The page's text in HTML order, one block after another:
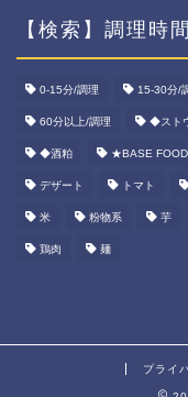
【検索】調理時
0-15分/調理 15-30分/
60分以上/調理 ◆スト
◆酒粕 ★BASE FOOD
デザート トマト
米 粉物系 芋
鶏肉 麺
プライ